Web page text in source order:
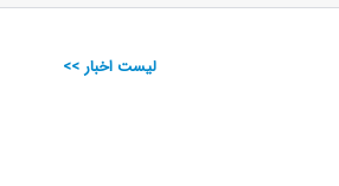
لیست اخبار >>